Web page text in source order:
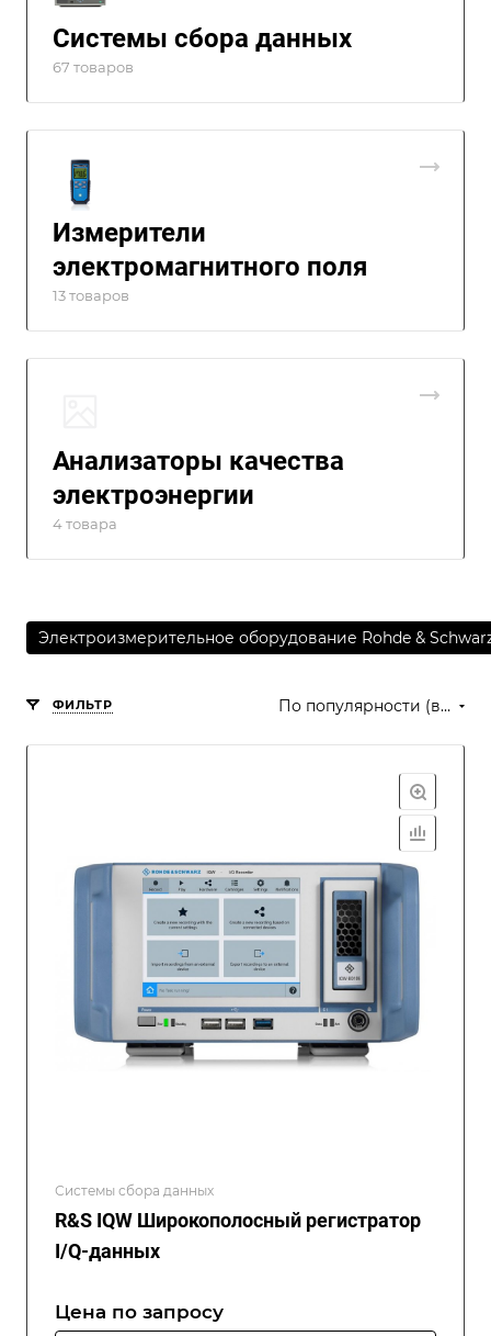
Системы сбора данных
67 товаров
Измерители
электромагнитного поля
13 товаров
Анализаторы качества
электроэнергии
4 товара
Электроизмерительное оборудование Rohde &
ФИЛЬТР По популярности (возрастание)
Системы сбора данных
R&S IQW Широкополосный регистратор
I/Q-данных
Цена по запросу